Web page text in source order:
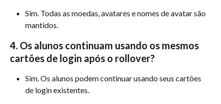
Sim. Todas as moedas, avatares e nomes de avatar são
mantidos.
4. Os alunos continuam usando os mesmos
cartões de login após o rollover?
Sim. Os alunos podem continuar usando seus cartões
de login existentes.